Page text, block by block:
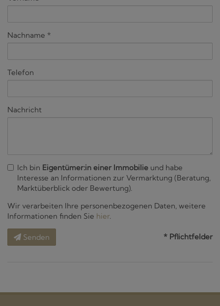
Nachname
Telefon
Nachricht
Ich bin Eigentümer:in einer Immobilie und habe
Interesse an Informationen zur Vermarktung (Beratung,
Marktüberblick oder Bewertung).
Wir verarbeiten Ihre personenbezogenen Daten, weitere
Informationen finden Sie hier.
Senden * Pflichtfelder